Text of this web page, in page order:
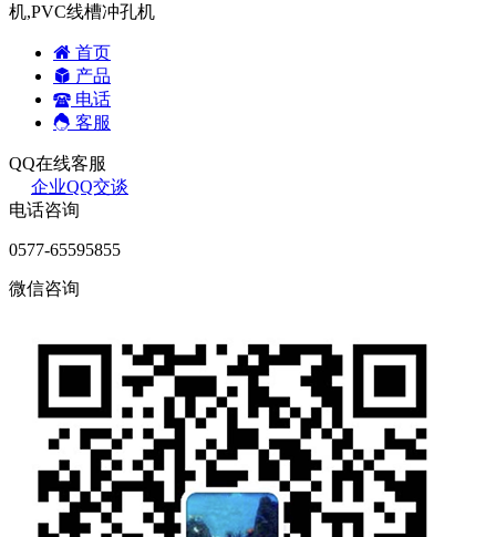
机,PVC线槽冲孔机
首页
产品
电话
客服
QQ在线客服
企业QQ交谈
电话咨询
0577-65595855
微信咨询